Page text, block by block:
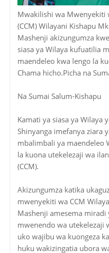
Mwakilishi wa Mwenyekiti
(CCM) Wilayani Kishapu
Mashenji akizungumza
siasa ya Wilaya kufuatilia
maendeleo kwa lengo la
Chama hicho.Picha na
Na Sumai Salum-Kishapu
Kamati ya siasa ya Wilaya
Shinyanga imefanya ziara
mbalimbali ya maendeleo
la kuona utekelezaji wa
(CCM).
Akizungumza katika
mwenyekiti wa CCM
Mashenji amesema
mwenendo wa utekelezaji
uko wajibu wa kuongeza
huku wakizingatia ubora